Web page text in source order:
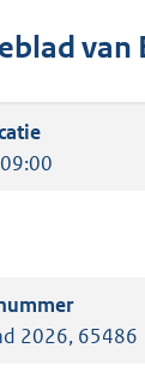
van
2026, 65486